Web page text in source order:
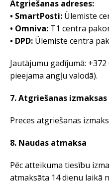
Atgriešanas adreses:
• SmartPosti: Ülemiste
• Omniva: T1 centra
• DPD: Ülemiste centra
Jautājumu gadījumā:
pieejama angļu valodā).
7. Atgriešanas izmaksas
Preces atgriešanas
8. Naudas atmaksa
Pēc atteikuma tiesību
atmaksāta 14 dienu laikā